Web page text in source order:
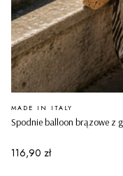
Spodnie balloon brązowe z
PRODUCENT
MADE IN ITALY
Cena
116,90 zł